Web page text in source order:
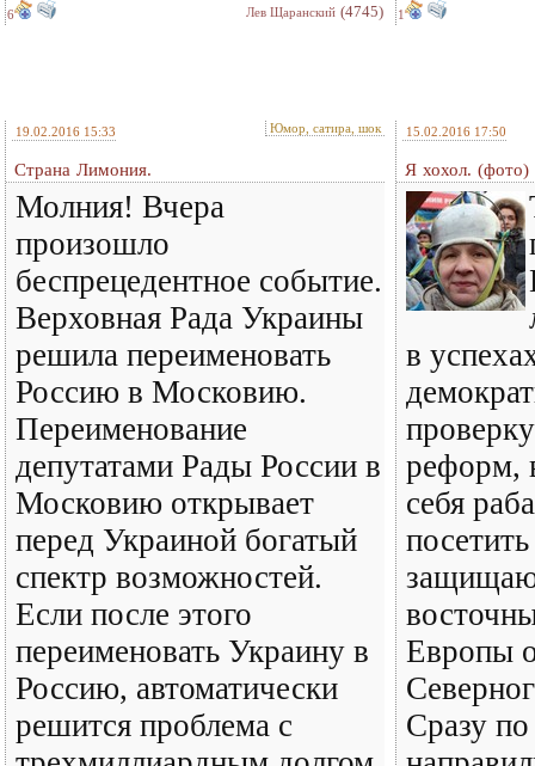
6 Лев Щаранский (4745) 1
19.02.2016 15:33 Юмор, сатира, шок
Страна Лимония.
Молния! Вчера
произошло
беспрецедентное событие.
Верховная Рада Украины
решила переименовать
Россию в Московию.
Переименование
депутатами Рады России в
Московию открывает
перед Украиной богатый
спектр возможностей.
Если после этого
переименовать Украину в
Россию, автоматически
решится проблема с
15.02.2016 17:50
Я хохол. (фото)
в
реформ,
себя
Европы
Сразу